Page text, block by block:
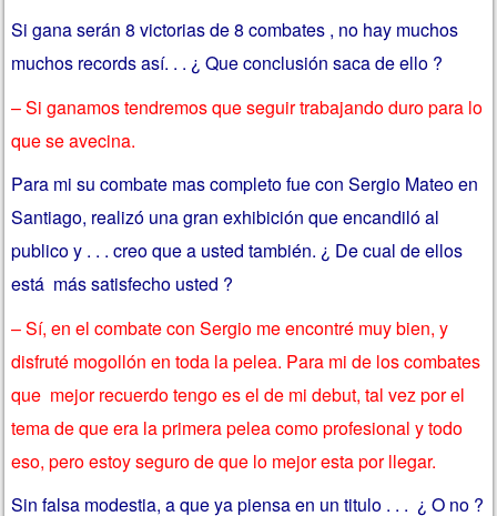
Si gana serán 8 victorias de 8 combates , no hay muchos
muchos records así. . . ¿ Que conclusión saca de ello ?
– Si ganamos tendremos que seguir trabajando duro para lo
que se avecina.
Para mi su combate mas completo fue con Sergio Mateo en
Santiago, realizó una gran exhibición que encandiló al
publico y . . . creo que a usted también. ¿ De cual de ellos
está más satisfecho usted ?
– Sí, en el combate con Sergio me encontré muy bien, y
disfruté mogollón en toda la pelea. Para mi de los combates
que mejor recuerdo tengo es el de mi debut, tal vez por el
tema de que era la primera pelea como profesional y todo
eso, pero estoy seguro de que lo mejor esta por llegar.
Sin falsa modestia, a que ya piensa en un titulo . . . ¿ O no ?